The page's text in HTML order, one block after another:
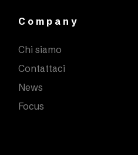
Company
Chi siamo
Contattaci
News
Focus